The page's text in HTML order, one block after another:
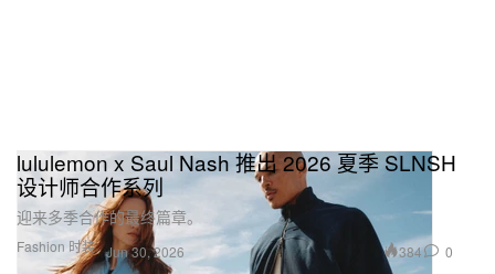
Fashion 时装
lululemon x Saul Nash 推出 2026 夏季 SLNSH
设计师合作系列
迎来多季合作的最终篇章。
Jun 30, 2026 384 0